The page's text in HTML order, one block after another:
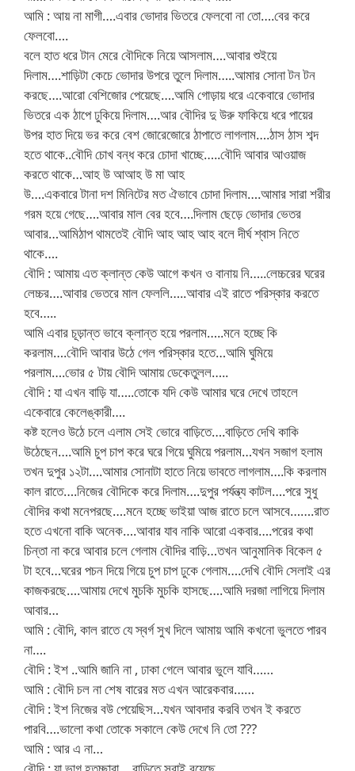
আমি : আয় না মাগী….এবার ভোদার ভিতরে ফেলবো না তো….বের করে
ফেলবো….
বলে হাত ধরে টান মেরে বৌদিকে নিয়ে আসলাম….আবার শুইয়ে
দিলাম….শাড়িটা কেচে ভোদার উপরে তুলে দিলাম…..আমার সোনা টন টন
করছে….আরো বেশিজোর পেয়েছে….আমি গোড়ায় ধরে একেবারে ভোদার
ভিতরে এক ঠাপে ঢুকিয়ে দিলাম….আর বৌদির দু উরু ফাকিয়ে ধরে পায়ের
উপর হাত দিয়ে ভর করে বেশ জোরেজোরে ঠাপাতে লাগলাম….ঠাস ঠাস শব্দ
হতে থাকে..বৌদি চোখ বন্ধ করে চোদা খাচ্ছে…..বৌদি আবার আওয়াজ
করতে থাকে…আহ উ আআহ উ মা আহ
উ….একবারে টানা দশ মিনিটের মত ঐভাবে চোদা দিলাম….আমার সারা শরীর
গরম হয়ে গেছে….আবার মাল বের হবে….দিলাম ছেড়ে ভোদার ভেতর
আবার…আমিঠাপ থামতেই বৌদি আহ আহ আহ বলে দীর্ঘ শ্বাস নিতে
থাকে….
বৌদি : আমায় এত ক্লান্ত কেউ আগে কখন ও বানায় নি…..লেচ্চরের ঘরের
লেচ্চর….আবার ভেতরে মাল ফেললি…..আবার এই রাতে পরিস্কার করতে
হবে…..
আমি এবার চূড়ান্ত ভাবে ক্লান্ত হয়ে পরলাম…..মনে হচ্ছে কি
করলাম….বৌদি আবার উঠে গেল পরিস্কার হতে…আমি ঘুমিয়ে
পরলাম….ভোর ৫ টায় বৌদি আমায় ডেকেতুলল…..
বৌদি : যা এখন বাড়ি যা…..তোকে যদি কেউ আমার ঘরে দেখে তাহলে
একেবারে কেলেঙ্কারী….
কষ্ট হলেও উঠে চলে এলাম সেই ভোরে বাড়িতে….বাড়িতে দেখি কাকি
উঠেছেন….আমি চুপ চাপ করে ঘরে গিয়ে ঘুমিয়ে পরলাম…যখন সজাগ হলাম
তখন দুপুর ১২টা….আমার সোনাটা হাতে নিয়ে ভাবতে লাগলাম….কি করলাম
কাল রাতে….নিজের বৌদিকে করে দিলাম….দুপুর পর্যন্ত্য কাটল….পরে সুধু
বৌদির কথা মনেপরছে….মনে হচ্ছে ভাইয়া আজ রাতে চলে আসবে…….রাত
হতে এখনো বাকি অনেক….আবার যাব নাকি আরো একবার….পরের কথা
চিন্তা না করে আবার চলে গেলাম বৌদির বাড়ি…তখন আনুমানিক বিকেল ৫
টা হবে…ঘরের পচন দিয়ে গিয়ে চুপ চাপ ঢুকে গেলাম….দেখি বৌদি সেলাই এর
কাজকরছে….আমায় দেখে মুচকি মুচকি হাসছে….আমি দরজা লাগিয়ে দিলাম
আবার…
আমি : বৌদি, কাল রাতে যে স্বর্গ সুখ দিলে আমায় আমি কখনো ভুলতে পারব
না….
বৌদি : ইশ ..আমি জানি না , ঢাকা গেলে আবার ভুলে যাবি……
আমি : বৌদি চল না শেষ বারের মত এখন আরেকবার……
বৌদি : ইশ নিজের বউ পেয়েছিস…যখন আবদার করবি তখন ই করতে
পারবি….ভালো কথা তোকে সকালে কেউ দেখে নি তো ???
আমি : আর এ না…